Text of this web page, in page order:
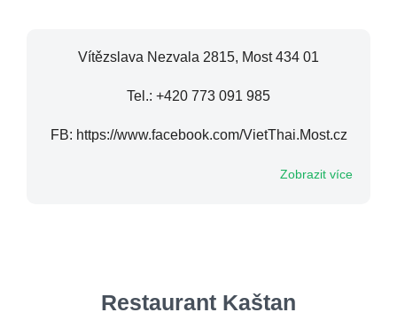
Vítězslava Nezvala 2815, Most 434 01
Tel.: +420 773 091 985
FB: https://www.facebook.com/VietThai.Most.cz
Zobrazit více
Restaurant Kaštan